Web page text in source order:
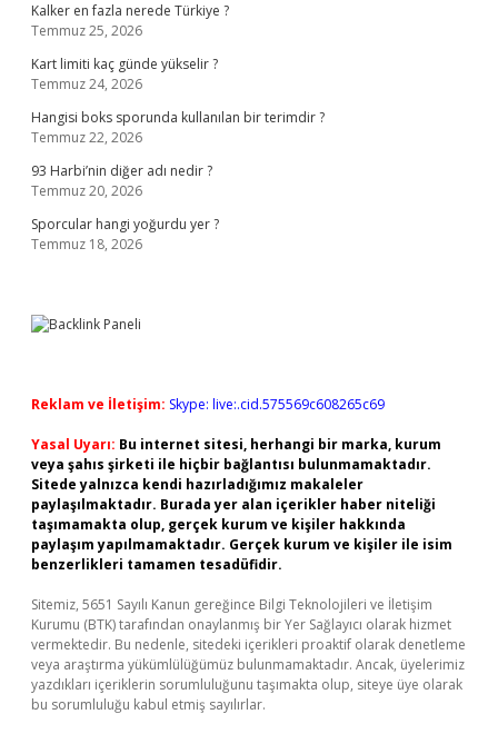
Kalker en fazla nerede Türkiye ?
Temmuz 25, 2026
Kart limiti kaç günde yükselir ?
Temmuz 24, 2026
Hangisi boks sporunda kullanılan bir terimdir ?
Temmuz 22, 2026
93 Harbi’nin diğer adı nedir ?
Temmuz 20, 2026
Sporcular hangi yoğurdu yer ?
Temmuz 18, 2026
Reklam ve İletişim: Skype: live:.cid.575569c608265c69
Yasal Uyarı: Bu internet sitesi, herhangi bir marka, kurum
veya şahıs şirketi ile hiçbir bağlantısı bulunmamaktadır.
Sitede yalnızca kendi hazırladığımız makaleler
paylaşılmaktadır. Burada yer alan içerikler haber niteliği
taşımamakta olup, gerçek kurum ve kişiler hakkında
paylaşım yapılmamaktadır. Gerçek kurum ve kişiler ile isim
benzerlikleri tamamen tesadüfidir.
Sitemiz, 5651 Sayılı Kanun gereğince Bilgi Teknolojileri ve İletişim
Kurumu (BTK) tarafından onaylanmış bir Yer Sağlayıcı olarak hizmet
vermektedir. Bu nedenle, sitedeki içerikleri proaktif olarak denetleme
veya araştırma yükümlülüğümüz bulunmamaktadır. Ancak, üyelerimiz
yazdıkları içeriklerin sorumluluğunu taşımakta olup, siteye üye olarak
bu sorumluluğu kabul etmiş sayılırlar.